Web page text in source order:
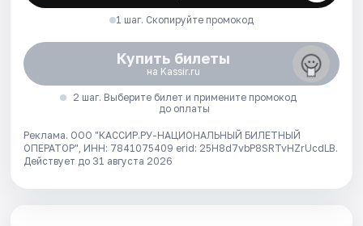
1 шаг. Скопируйте промокод
Купить билеты
на Kassir.ru
2 шаг. Выберите билет и примените промокод
до оплаты
Реклама. ООО "КАССИР.РУ-НАЦИОНАЛЬНЫЙ БИЛЕТНЫЙ
ОПЕРАТОР", ИНН: 7841075409 erid: 25H8d7vbP8SRTvHZrUcdLB.
Действует до 31 августа 2026